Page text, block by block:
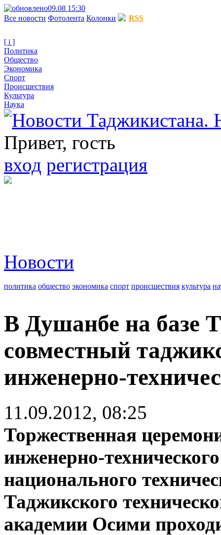
09.08 15:30
Все новости Фотолента Колонки RSS
[ i ]
Политика
Общество
Экономика
Спорт
Происшествия
Культура
Наука
Привет, гость
вход регистрация
Новости
политика общество экономика спорт происшествия культура
В Душанбе на базе
совместный
инженерно-
11.09.2012, 08:25
Торжественная
инженерно-
национального
Таджикского
академии Осими